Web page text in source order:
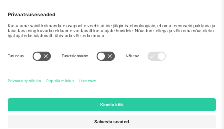
Mexico
Av Chapultepec 360, Roma
Norte, Cuauhtémoc, 06700
Ciudad de México, CDMX,
sündmusest ja/või domeenist. Detailide jaoks vaata konkreetse
sündmuse lehte, impressumit ja tingimusi.,
2026 Ticombo. Kõik õigused kaitstud.